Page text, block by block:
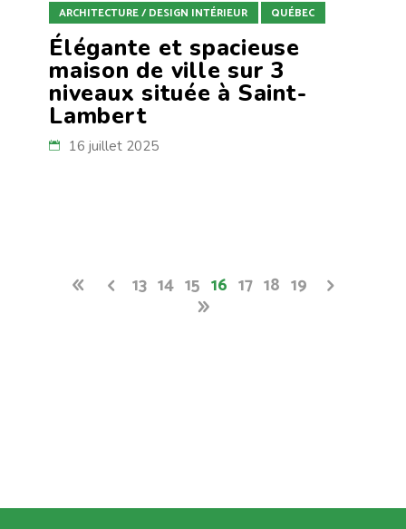
ARCHITECTURE / DESIGN INTÉRIEUR QUÉBEC
Élégante et spacieuse
maison de ville sur 3
niveaux située à Saint-
Lambert
16 juillet 2025
13 14 15 16 17 18 19